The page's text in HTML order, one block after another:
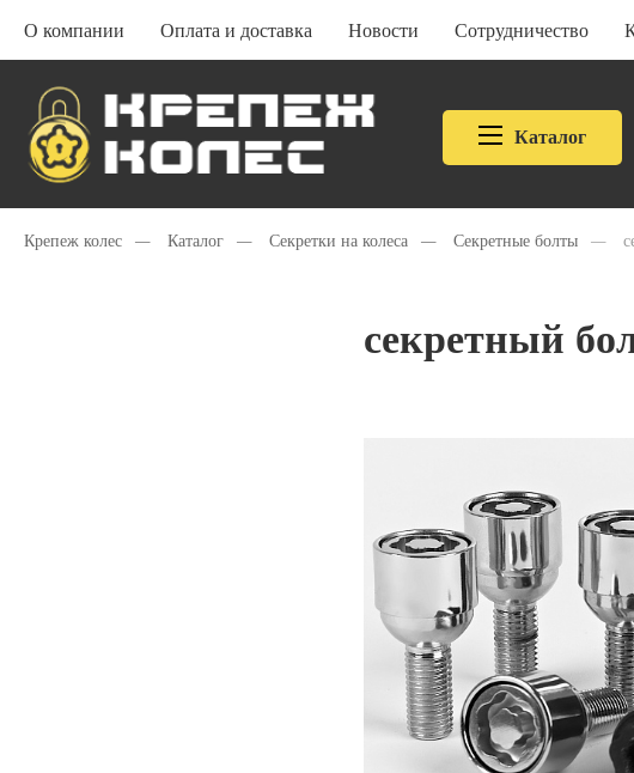
О компании Оплата и доставка Новости Сотрудничество
Каталог
Крепеж колес — Каталог — Секретки на колеса — Секретные болты —
секретный